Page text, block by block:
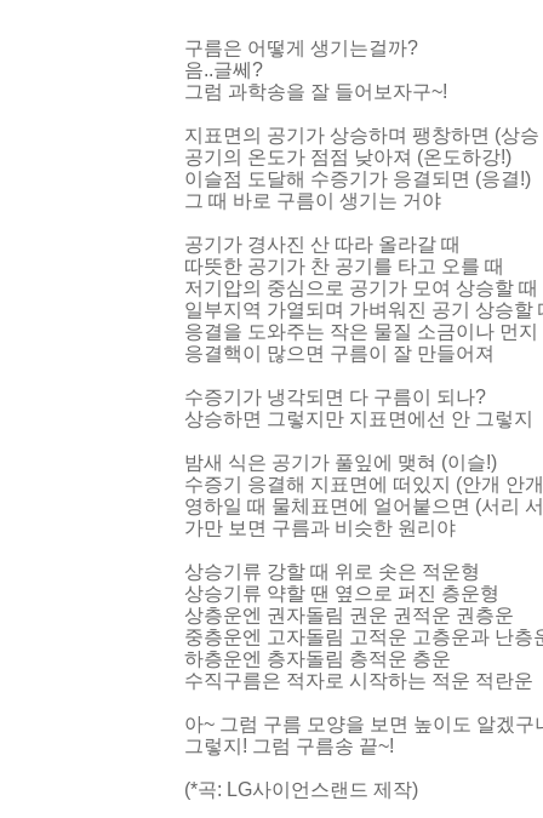
구름은 어떻게 생기는걸까?
음..글쎄?
그럼 과학송을 잘 들어보자구~!
지표면의 공기가 상승하며 팽창하면 (상
공기의 온도가 점점 낮아져 (온도하강!)
이슬점 도달해 수증기가 응결되면 (응결!)
그 때 바로 구름이 생기는 거야
공기가 경사진 산 따라 올라갈 때
따뜻한 공기가 찬 공기를 타고 오를 때
저기압의 중심으로 공기가 모여 상승할 때
일부지역 가열되며 가벼워진 공기 상승할
응결을 도와주는 작은 물질 소금이나 먼지
응결핵이 많으면 구름이 잘 만들어져
수증기가 냉각되면 다 구름이 되나?
상승하면 그렇지만 지표면에선 안 그렇
밤새 식은 공기가 풀잎에 맺혀 (이슬!)
수증기 응결해 지표면에 떠있지 (안개 안
영하일 때 물체표면에 얼어붙으면 (서리
가만 보면 구름과 비슷한 원리야
상승기류 강할 때 위로 솟은 적운형
상승기류 약할 땐 옆으로 퍼진 층운형
상층운엔 권자돌림 권운 권적운 권층운
중층운엔 고자돌림 고적운 고층운과 난층
하층운엔 층자돌림 층적운 층운
수직구름은 적자로 시작하는 적운 적란운
아~ 그럼 구름 모양을 보면 높이도 알겠구
그렇지! 그럼 구름송 끝~!
(*곡: LG사이언스랜드 제작)